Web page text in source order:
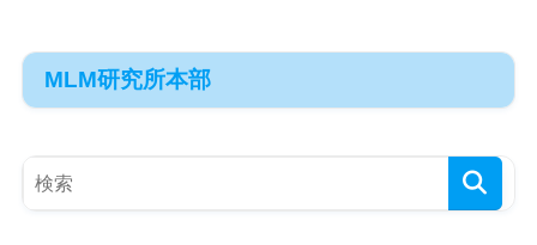
MLM研究所本部